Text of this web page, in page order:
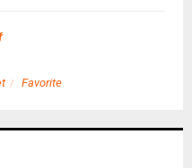
Favorite